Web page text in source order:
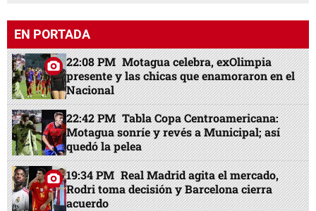
EN PORTADA
22:08 PM Motagua celebra, exOlimpia
presente y las chicas que enamoraron en el
Nacional
22:42 PM Tabla Copa Centroamericana:
Motagua sonríe y revés a Municipal; así
quedó la pelea
19:34 PM Real Madrid agita el mercado,
Rodri toma decisión y Barcelona cierra
acuerdo